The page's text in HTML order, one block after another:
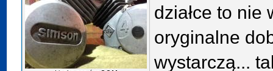
działce to nie
oryginalne
wystarczą...